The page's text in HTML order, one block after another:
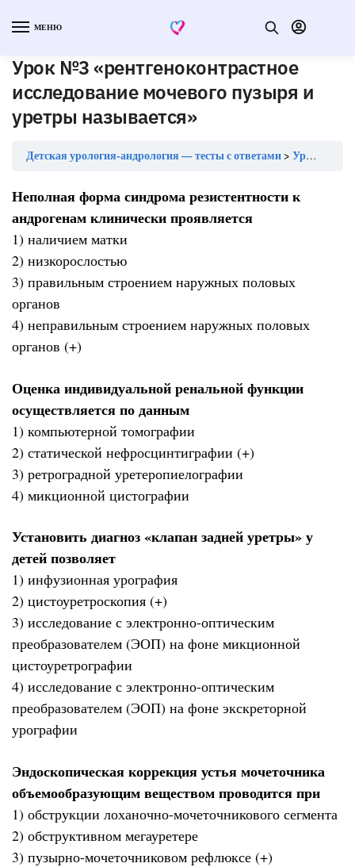
МЕНЮ
Урок №3 «рентгеноконтрастное
исследование мочевого пузыря и
уретры называется»
Детская урология-андрология — тесты с ответами Урок №3 «рентгеноконтрастное исследование мочевого пузыря и уретры называется»
Неполная форма синдрома резистентности к
андрогенам клинически проявляется
1) наличием матки
2) низкорослостью
3) правильным строением наружных половых
органов
4) неправильным строением наружных половых
органов (+)
Оценка индивидуальной ренальной функции
осуществляется по данным
1) компьютерной томографии
2) статической нефросцинтиграфии (+)
3) ретроградной уретеропиелографии
4) микционной цистографии
Установить диагноз «клапан задней уретры» у
детей позволяет
1) инфузионная урография
2) цистоуретроскопия (+)
3) исследование с электронно-оптическим
преобразователем (ЭОП) на фоне микционной
цистоуретрографии
4) исследование с электронно-оптическим
преобразователем (ЭОП) на фоне экскреторной
урографии
Эндоскопическая коррекция устья мочеточника
объемообразующим веществом проводится при
1) обструкции лоханочно-мочеточникового сегмента
2) обструктивном мегауретере
3) пузырно-мочеточниковом рефлюксе (+)